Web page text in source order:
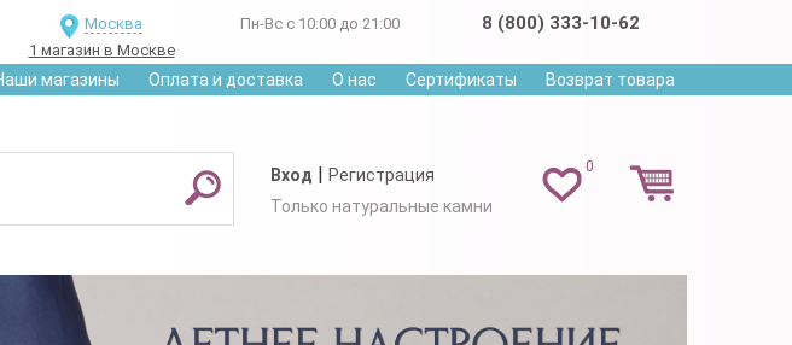
Москва
1 магазин в Москве
Пн-Вс с 10:00 до 21:00 8 (800) 333-10-62
магазины Оплата и доставка О нас Сертификаты Возврат товара
0
Вход | Регистрация
Только натуральные камни